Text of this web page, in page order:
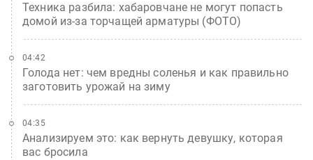
Техника разбила: хабаровчане не могут попасть
домой из-за торчащей арматуры (ФОТО)
Голода нет: чем вредны соленья и как правильно
заготовить урожай на зиму
04:42
Анализируем это: как вернуть девушку, которая
вас бросила
04:35